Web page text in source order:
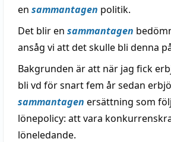
en sammantagen politik.
Det blir en sammantagen
ansåg vi att det skulle bli denna
Bakgrunden är att när jag fick
bli vd för snart fem år sedan
sammantagen ersättning som
lönepolicy: att vara
löneledande.